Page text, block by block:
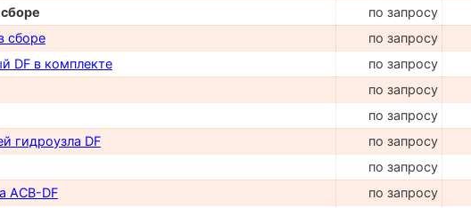
по запросу
сборе
по запросу
DF в комплекте
по запросу
по запросу
по запросу
гидроузла DF
по запросу
по запросу
ACB-DF
по запросу